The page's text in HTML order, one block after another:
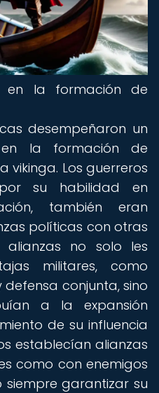
en la formación de
desempeñaron un
la formación de
vikinga. Los guerreros
su habilidad en
también eran
políticas con otras
alianzas no solo les
militares, como
conjunta, sino
a la expansión
de su influencia
establecían alianzas
como con enemigos
siempre garantizar su